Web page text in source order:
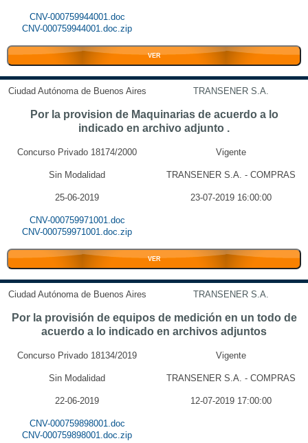
CNV-000759944001.doc
CNV-000759944001.doc.zip
VER
Ciudad Autónoma de Buenos Aires TRANSENER S.A.
Por la provision de Maquinarias de acuerdo a lo
indicado en archivo adjunto .
Concurso Privado 18174/2000 Vigente
Sin Modalidad TRANSENER S.A. - COMPRAS
25-06-2019 23-07-2019 16:00:00
CNV-000759971001.doc
CNV-000759971001.doc.zip
VER
Ciudad Autónoma de Buenos Aires TRANSENER S.A.
Por la provisión de equipos de medición en un todo de
acuerdo a lo indicado en archivos adjuntos
Concurso Privado 18134/2019 Vigente
Sin Modalidad TRANSENER S.A. - COMPRAS
22-06-2019 12-07-2019 17:00:00
CNV-000759898001.doc
CNV-000759898001.doc.zip